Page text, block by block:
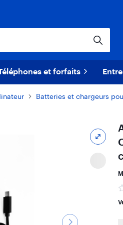
et forfaits
​Batteries et chargeurs